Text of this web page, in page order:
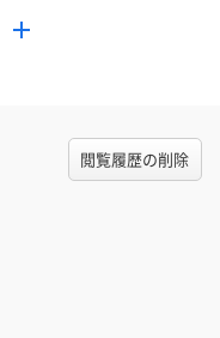
閲覧履歴の削除